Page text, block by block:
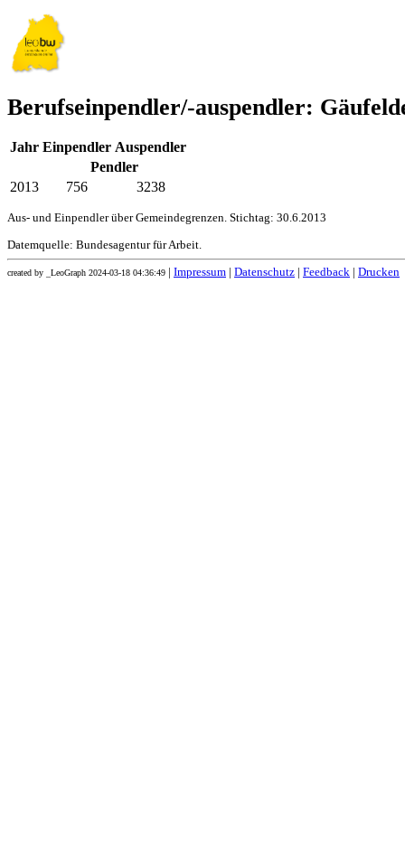
Berufseinpendler/-auspendler:
Jahr Einpendler Auspendler
Pendler
2013
756 3238
Aus- und Einpendler über Gemeindegrenzen. Stichtag: 30.6.2013
Datemquelle: Bundesagentur für Arbeit.
created by _LeoGraph 2024-03-18 04:36:49 Impressum Datenschutz Feedback Drucken